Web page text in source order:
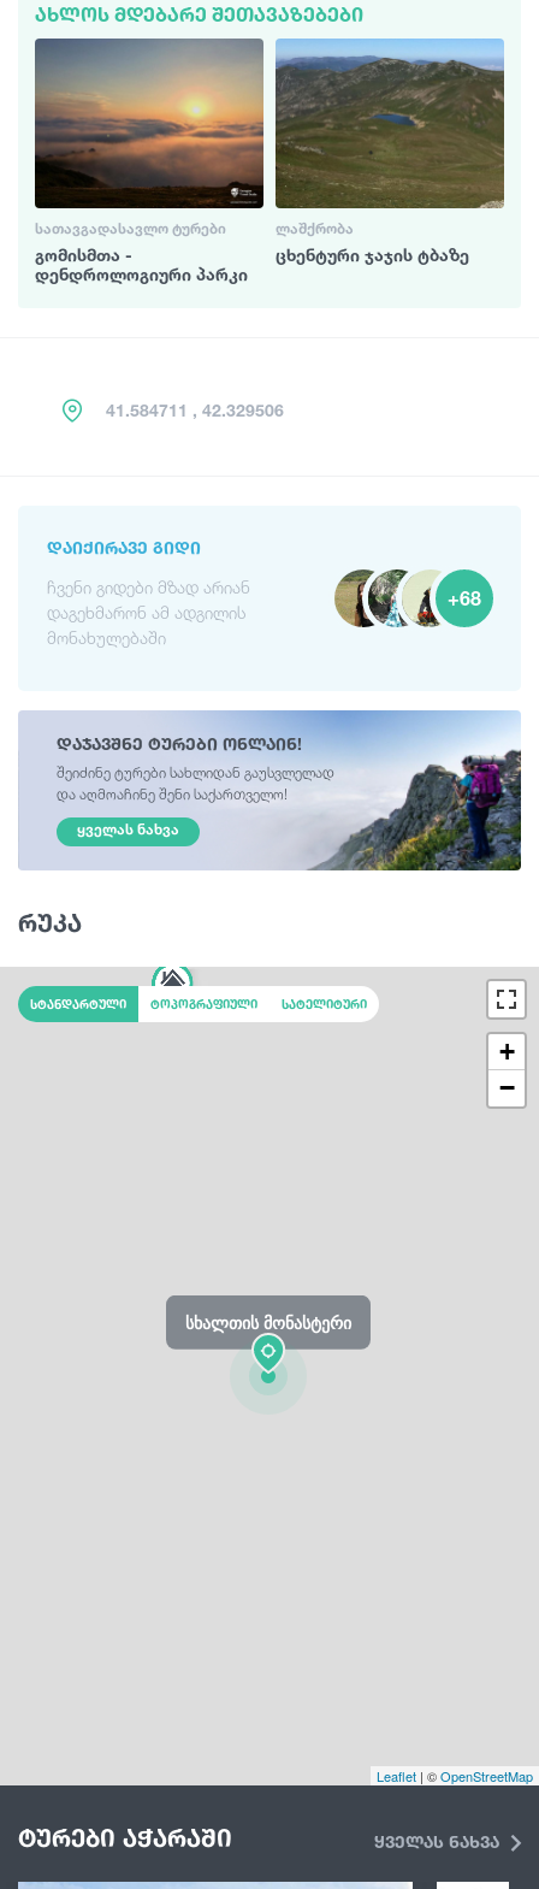
ᲐᲮᲚᲝᲡ ᲛᲓᲔᲑᲐᲠᲔ ᲨᲔᲗᲐᲕᲐᲖᲔᲑᲔᲑᲘ
ᲡᲐᲗᲐᲕᲒᲐᲓᲐᲡᲐᲕᲚᲝ ᲢᲣᲠᲔᲑᲘ
გომისმთა -
დენდროლოგიური პარკი
ᲚᲐᲨᲥᲠᲝᲑᲐ
ცხენტური ჯაჯის ტბაზე
41.584711 , 42.329506
ᲓᲐᲘᲥᲘᲠᲐᲕᲔ ᲒᲘᲓᲘ
ჩვენი გიდები მზად არიან
დაგეხმარონ ამ ადგილის
მონახულებაში
+68
დაჯავშნე ტურები ონლაინ!
შეიძინე ტურები სახლიდან გაუსვლელად
და აღმოაჩინე შენი საქართველო!
ᲧᲕᲔᲚᲐᲡ ᲜᲐᲮᲕᲐ
რუკა
სხალთის მონასტერი
+
−
Leaflet | ©OpenStreetMap
სტანდარტული ტოპოგრაფიული სატელიტური
ტურები აჭარაში ყველას ნახვა